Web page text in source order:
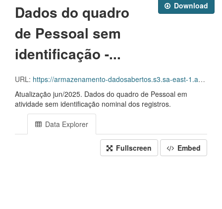
Download
Dados do quadro
de Pessoal sem
identificação -...
URL: https://armazenamento-dadosabertos.s3.sa-east-1.amazonaws.com/PDA_2023_2025/Grupos_de_dados/Dados+do+quadro+de+Pessoal+sem+identifica%C3%A7%C3%A3o/Dados_sem_ID_Pessoal_em_atividade_202506.csv
Atualização jun/2025. Dados do quadro de Pessoal em
atividade sem identificação nominal dos registros.
Data Explorer
Fullscreen Embed